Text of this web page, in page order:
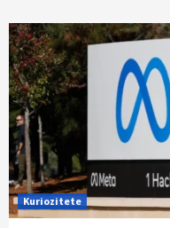
Kuriozitete